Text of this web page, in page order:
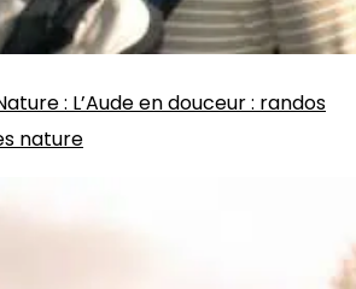
: L’Aude en douceur : randos
nature